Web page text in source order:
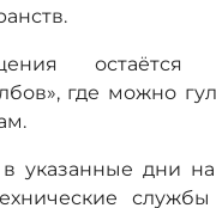
остаётся
где можно
указанные дни